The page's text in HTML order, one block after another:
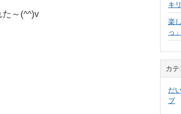
～(^^)v
キ
楽
っ
カ
だ
ブ